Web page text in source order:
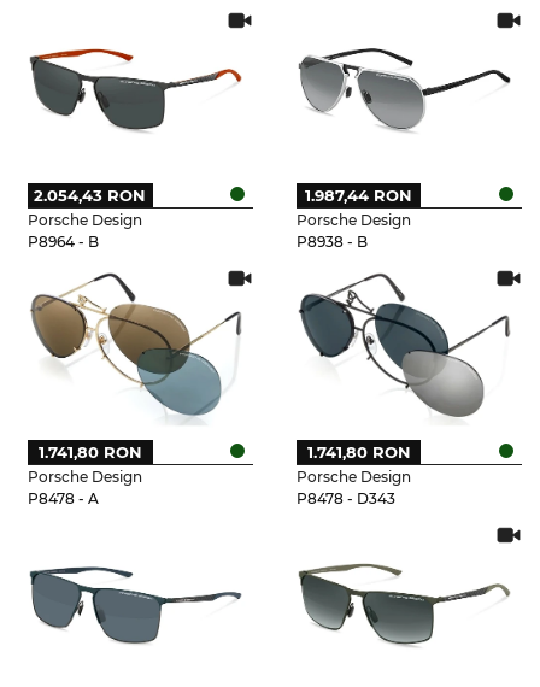
Porsche Design
P8964 - B
2.054,43 RON
Porsche Design
P8938 - B
1.987,44 RON
Porsche Design
P8478 - A
1.741,80 RON
Porsche Design
P8478 - D343
1.741,80 RON